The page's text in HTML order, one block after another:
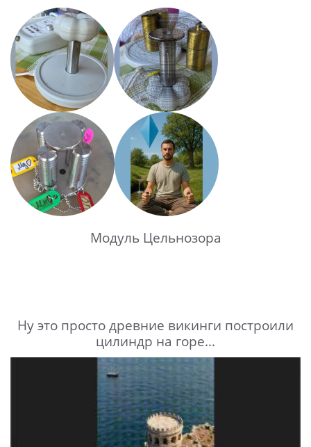
Модуль Цельнозора
Ну это просто древние викинги построили
цилиндр на горе...